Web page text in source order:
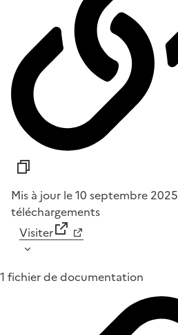
Mis à jour le 10 septembre 2025
téléchargements
Visiter
1 fichier de documentation